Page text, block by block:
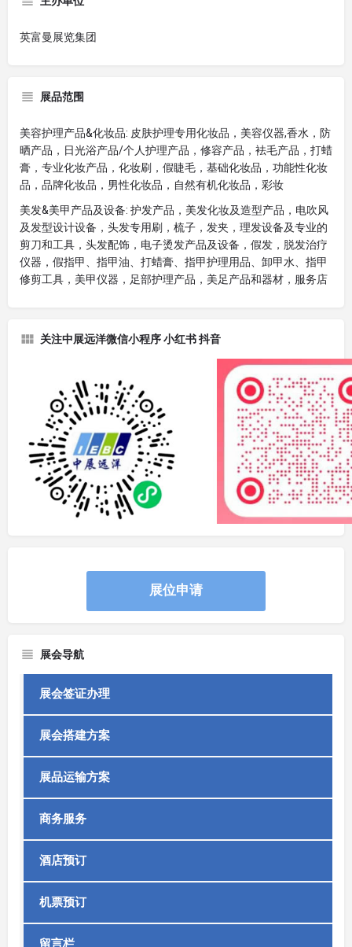
英富曼展览集团
展品范围
美容护理产品&化妆品: 皮肤护理专用化妆品，美容仪器,香水，防
晒产品，日光浴产品/个人护理产品，修容产品，袪毛产品，打蜡
膏，专业化妆产品，化妆刷，假睫毛，基础化妆品，功能性化妆
品，品牌化妆品，男性化妆品，自然有机化妆品，彩妆
美发&美甲产品及设备: 护发产品，美发化妆及造型产品，电吹风
及发型设计设备，头发专用刷，梳子，发夹，理发设备及专业的
剪刀和工具，头发配饰，电子烫发产品及设备，假发，脱发治疗
仪器，假指甲、指甲油、打蜡膏、指甲护理用品、卸甲水、指甲
修剪工具，美甲仪器，足部护理产品，美足产品和器材，服务店
关注中展远洋微信小程序 小红书 抖音
展位申请
展会导航
展会签证办理
展会搭建方案
展品运输方案
商务服务
酒店预订
机票预订
留言栏